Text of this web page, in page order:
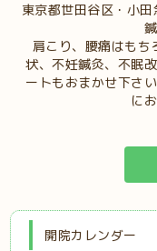
東京都世田谷区・小
肩こり、腰痛はもち
状、不妊鍼灸、不眠
ートもおまかせ下さ
に
開院カレンダー